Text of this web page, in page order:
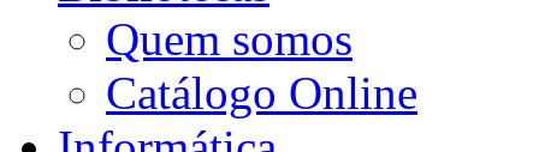
Quem somos
Catálogo Online